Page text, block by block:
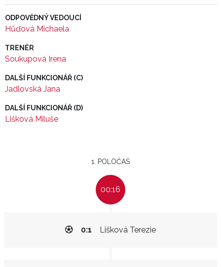
ODPOVĚDNÝ VEDOUCÍ
Hůďová Michaela
TRENÉR
Soukupová Irena
DALŠÍ FUNKCIONÁŘ (C)
Jadlovská Jana
DALŠÍ FUNKCIONÁŘ (D)
Lišková Miluše
1. POLOČAS
00:16
Lišková Terezie
0:1